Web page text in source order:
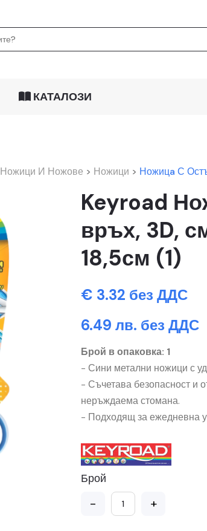
КАТАЛОЗИ
Ножици И Ножове > Ножици > Ножицa С
Keyroad
връх, 3D,
18,5см (1)
€ 3.32 без ДДС
6.49 лв. без ДДС
Брой в опаковка: 1
- Сини метални ножици с
- Съчетава безопасност и
неръждаема стомана.
- Подходящ за ежедневна
Брой
- +